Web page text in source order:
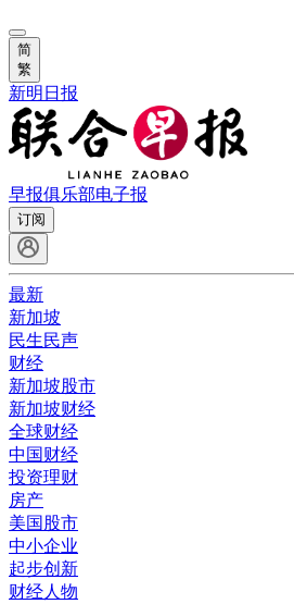
简
繁
新明日报
早报俱乐部电子报
订阅
最新
新加坡
民生民声
财经
新加坡股市
新加坡财经
全球财经
中国财经
投资理财
房产
美国股市
中小企业
起步创新
财经人物